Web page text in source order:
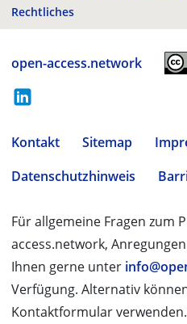
Rechtliches
open-access.network
Kontakt Sitemap
Datenschutzhinweis
Für allgemeine Fragen zum
access.network,
Ihnen gerne unter
Verfügung. Alternativ
Kontaktformular verwenden.